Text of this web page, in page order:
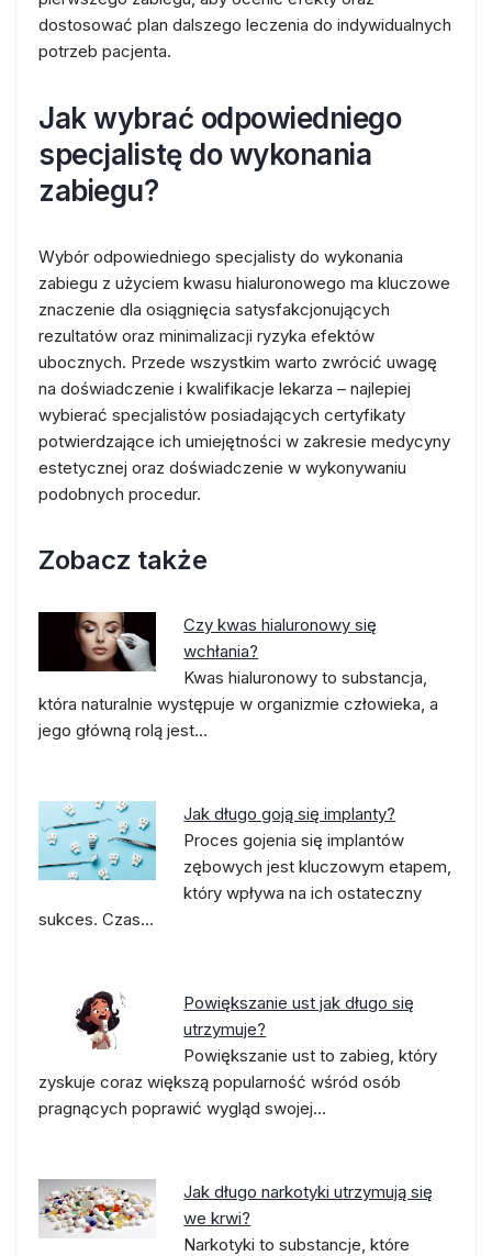
dostosować plan dalszego leczenia do indywidualnych
potrzeb pacjenta.
Jak wybrać odpowiedniego
specjalistę do wykonania
zabiegu?
Wybór odpowiedniego specjalisty do wykonania
zabiegu z użyciem kwasu hialuronowego ma kluczowe
znaczenie dla osiągnięcia satysfakcjonujących
rezultatów oraz minimalizacji ryzyka efektów
ubocznych. Przede wszystkim warto zwrócić uwagę
na doświadczenie i kwalifikacje lekarza – najlepiej
wybierać specjalistów posiadających certyfikaty
potwierdzające ich umiejętności w zakresie medycyny
estetycznej oraz doświadczenie w wykonywaniu
podobnych procedur.
Zobacz także
Czy kwas hialuronowy się
wchłania?
Kwas hialuronowy to substancja,
która naturalnie występuje w organizmie człowieka, a
jego główną rolą jest…
Jak długo goją się implanty?
Proces gojenia się implantów
zębowych jest kluczowym etapem,
który wpływa na ich ostateczny
sukces. Czas…
Powiększanie ust jak długo się
utrzymuje?
Powiększanie ust to zabieg, który
zyskuje coraz większą popularność wśród osób
pragnących poprawić wygląd swojej…
Jak długo narkotyki utrzymują się
we krwi?
Narkotyki to substancje, które